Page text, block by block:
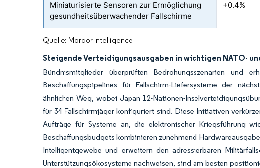
Miniaturisierte Sensoren zur Ermöglichung
gesundheitsüberwachender Fallschirme
+0.4%
Quelle: Mordor Intelligence
Steigende Verteidigungsausgaben in wichtigen NATO-
Bündnismitglieder überprüften Bedrohungsszenarien
Beschaffungspipelines für Fallschirm-Liefersysteme der
ähnlichen Weg, wobei Japan 12-Nationen-
für 34 Fallschirmjäger konfiguriert sind. Diese Initiativen
Aufträge für Systeme an, die elektronischer Kriegsführung
Beschaffungsbudgets kombinieren zunehmend
Intelligentgewebe und erweitern den adressierbaren
Unterstützungsökosysteme nachweisen, sind am besten